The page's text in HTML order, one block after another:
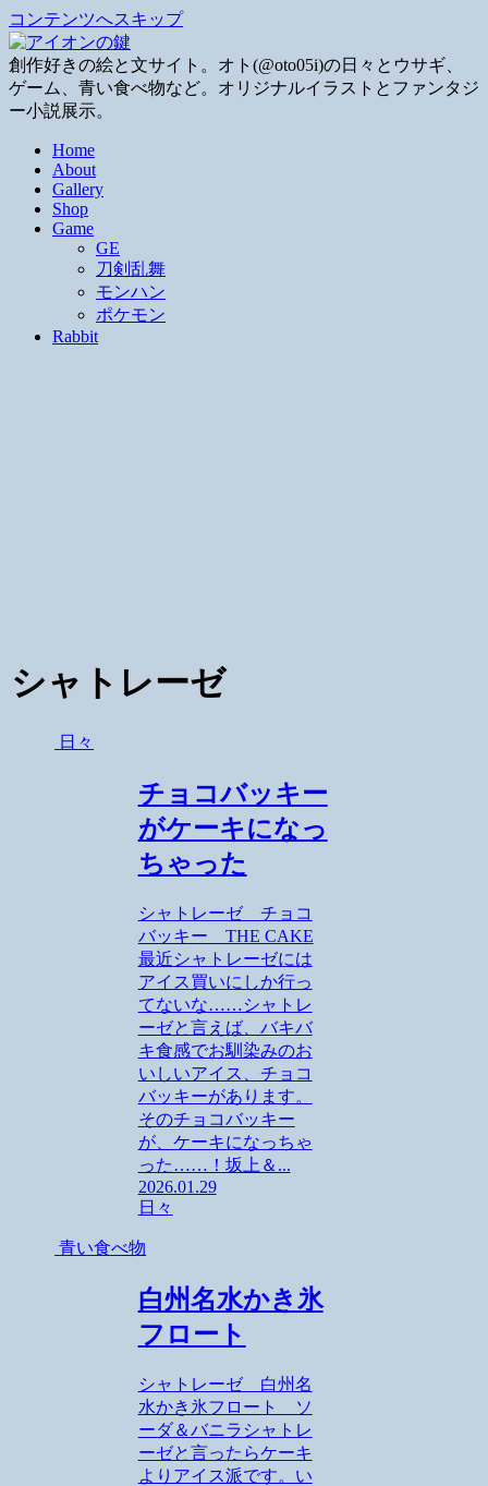
コンテンツへスキップ
創作好きの絵と文サイト。オト(@oto05i)の日々とウサギ、
ゲーム、青い食べ物など。オリジナルイラストとファンタジ
ー小説展示。
Home
About
Gallery
Shop
Game
GE
刀剣乱舞
モンハン
ポケモン
Rabbit
シャトレーゼ
日々
チョコバッキー
がケーキになっ
ちゃった
シャトレーゼ チョコ
バッキー THE CAKE
最近シャトレーゼには
アイス買いにしか行っ
てないな……シャトレ
ーゼと言えば、バキバ
キ食感でお馴染みのお
いしいアイス、チョコ
バッキーがあります。
そのチョコバッキー
が、ケーキになっちゃ
った……！坂上＆...
2026.01.29
日々
青い食べ物
白州名水かき氷
フロート
シャトレーゼ 白州名
水かき氷フロート ソ
ーダ＆バニラシャトレ
ーゼと言ったらケーキ
よりアイス派です。い